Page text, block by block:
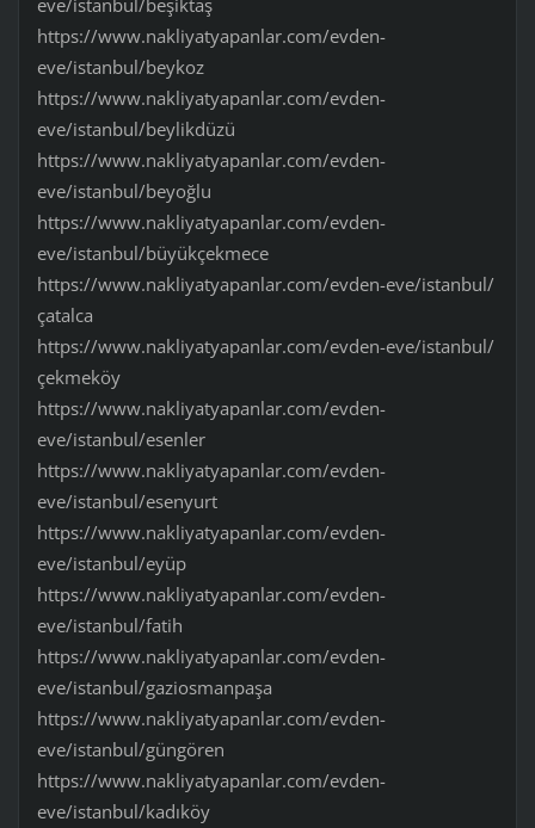
eve/istanbul/beşiktaş
https://www.nakliyatyapanlar.com/evden-
eve/istanbul/beykoz
https://www.nakliyatyapanlar.com/evden-
eve/istanbul/beylikdüzü
https://www.nakliyatyapanlar.com/evden-
eve/istanbul/beyoğlu
https://www.nakliyatyapanlar.com/evden-
eve/istanbul/büyükçekmece
https://www.nakliyatyapanlar.com/evden-eve/istanbul/
çatalca
https://www.nakliyatyapanlar.com/evden-eve/istanbul/
çekmeköy
https://www.nakliyatyapanlar.com/evden-
eve/istanbul/esenler
https://www.nakliyatyapanlar.com/evden-
eve/istanbul/esenyurt
https://www.nakliyatyapanlar.com/evden-
eve/istanbul/eyüp
https://www.nakliyatyapanlar.com/evden-
eve/istanbul/fatih
https://www.nakliyatyapanlar.com/evden-
eve/istanbul/gaziosmanpaşa
https://www.nakliyatyapanlar.com/evden-
eve/istanbul/güngören
https://www.nakliyatyapanlar.com/evden-
eve/istanbul/kadıköy